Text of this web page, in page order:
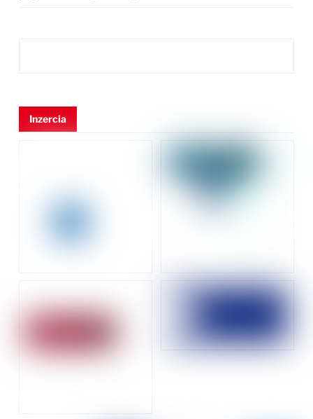
Inzercia